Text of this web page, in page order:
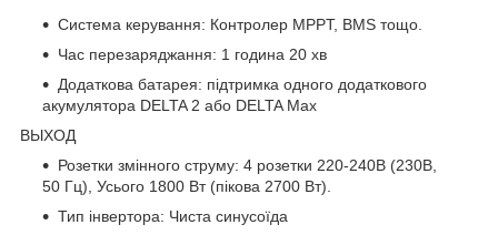
Система керування: Контролер MPPT, BMS тощо.
Час перезаряджання: 1 година 20 хв
Додаткова батарея: підтримка одного додаткового
акумулятора DELTA 2 або DELTA Max
ВЫХОД
Розетки змінного струму: 4 розетки 220-240В (230В,
50 Гц), Усього 1800 Вт (пікова 2700 Вт).
Тип інвертора: Чиста синусоїда